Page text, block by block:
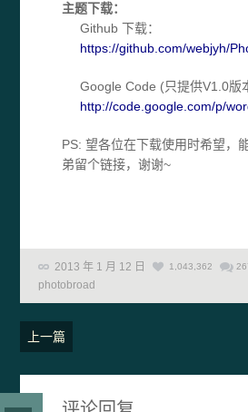
主题下载：
Github 下载：
https://github.com/webjyh/
Google Code (只提供V1.0版
http://code.google.com/p/
PS: 望各位在下载使用时希望，
弟留个链接，谢谢~
2013 年 1 月 12 日 1,043,362
photobroad
上一篇